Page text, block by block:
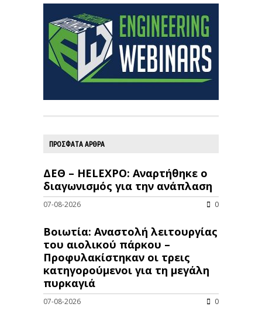
ΠΡΟΣΦΑΤΑ ΑΡΘΡΑ
ΔΕΘ – HELEXPO: Αναρτήθηκε ο
διαγωνισμός για την ανάπλαση
07-08-2026 0
Βοιωτία: Αναστολή λειτουργίας
του αιολικού πάρκου –
Προφυλακίστηκαν οι τρεις
κατηγορούμενοι για τη μεγάλη
πυρκαγιά
07-08-2026 0